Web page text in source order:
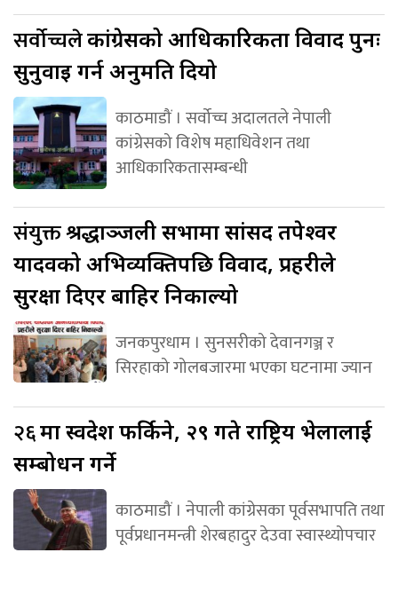
सर्वोच्चलेकांग्रेसको आधिकारिकता विवाद पुनः
सुनुवाइ गर्न अनुमति दियो
काठमाडौं । सर्वोच्च अदालतले नेपाली
कांग्रेसको विशेष महाधिवेशन तथा
आधिकारिकतासम्बन्धी
संयुक्तश्रद्धाञ्जली सभामा सांसद तपेश्वर
यादवको अभिव्यक्तिपछि विवाद, प्रहरीले
सुरक्षा दिएर बाहिर निकाल्यो
जनकपुरधाम । सुनसरीको देवानगञ्ज र
सिरहाको गोलबजारमा भएका घटनामा ज्यान
२६मा स्वदेश फर्किने, २९ गते राष्ट्रिय भेलालाई
सम्बोधन गर्ने
काठमाडौं । नेपाली कांग्रेसका पूर्वसभापति तथा
पूर्वप्रधानमन्त्री शेरबहादुर देउवा स्वास्थ्योपचार